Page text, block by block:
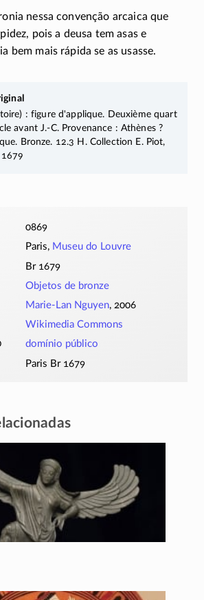
nessa convenção arcaica que
pois a deusa tem asas e
bem mais rápida se as usasse.
: figure d'applique. Deuxième quart
avant J.-C.Provenance : Athènes ?
Bronze. 12.3 H. Collection E. Piot,
0869
Paris, Museu do Louvre
Br 1679
Objetos de bronze
Marie-Lan Nguyen, 2006
Wikimedia Commons
domínio público
Paris Br 1679